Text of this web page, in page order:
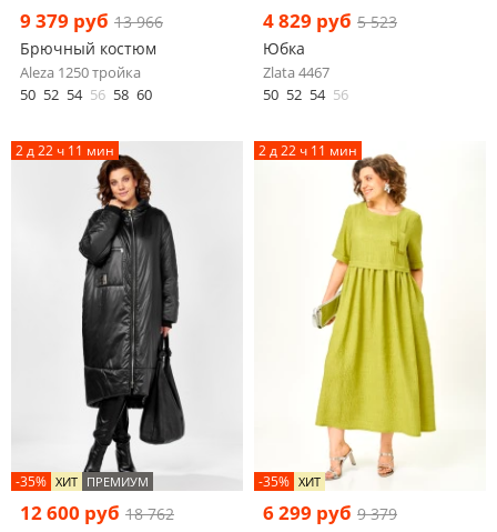
9 379 руб 13 966
Брючный костюм
Aleza 1250 тройка
50 52 54 56 58 60
4 829 руб 5 523
Юбка
Zlata 4467
50 52 54 56
2 д 22 ч 11 мин
-35% ХИТ ПРЕМИУМ
12 600 руб 18 762
2 д 22 ч 11 мин
-35% ХИТ
6 299 руб 9 379